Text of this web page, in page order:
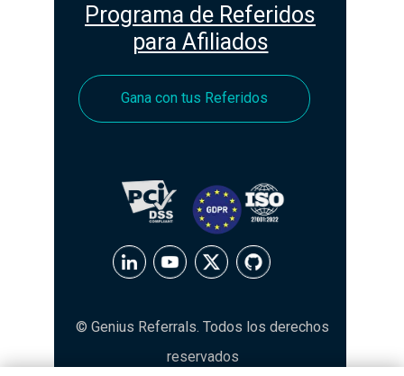
© Genius Referrals. Todos los derechos
reservados
Gana con tus Referidos
Programa de Referidos
para Afiliados